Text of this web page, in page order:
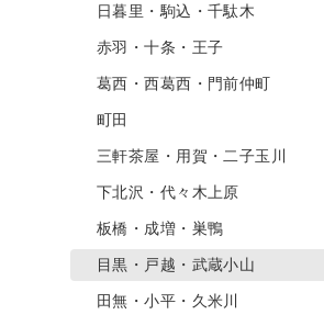
日暮里・駒込・千駄木
赤羽・十条・王子
葛西・西葛西・門前仲町
町田
三軒茶屋・用賀・二子玉川
下北沢・代々木上原
板橋・成増・巣鴨
目黒・戸越・武蔵小山
田無・小平・久米川